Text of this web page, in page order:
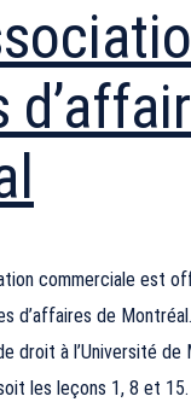
commerciale est
d’affaires de
droit à l’Université de
les leçons 1, 8 et 15.